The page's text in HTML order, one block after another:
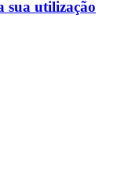
sua utilização